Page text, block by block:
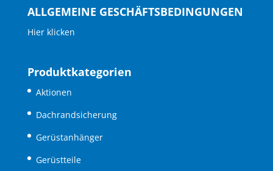
ALLGEMEINE GESCHÄFTSBEDINGUNGEN
Hier klicken
Produktkategorien
Aktionen
Dachrandsicherung
Gerüstanhänger
Gerüstteile